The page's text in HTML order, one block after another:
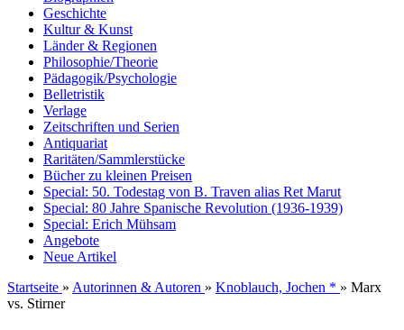
Geschichte
Kultur & Kunst
Länder & Regionen
Philosophie/Theorie
Pädagogik/Psychologie
Belletristik
Verlage
Zeitschriften und Serien
Antiquariat
Raritäten/Sammlerstücke
Bücher zu kleinen Preisen
Special: 50. Todestag von B. Traven alias Ret Marut
Special: 80 Jahre Spanische Revolution (1936-1939)
Special: Erich Mühsam
Angebote
Neue Artikel
Startseite » Autorinnen & Autoren » Knoblauch, Jochen * » Marx
vs. Stirner